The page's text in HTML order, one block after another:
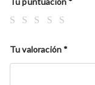
Tu valoración *